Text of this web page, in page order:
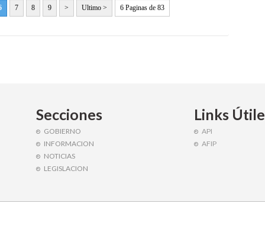
7 8 9 > Ultimo > 6 Paginas de 83
Secciones
GOBIERNO
INFORMACION
NOTICIAS
LEGISLACION
Links
API
AFIP